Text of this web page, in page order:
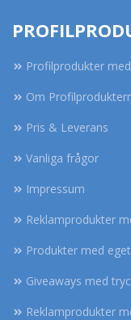
Profilprodukter
Om
Pris & Leverans
Vanliga frågor
Impressum
Reklamprodukter
Produkter med
Giveaways med
Reklamprodukter